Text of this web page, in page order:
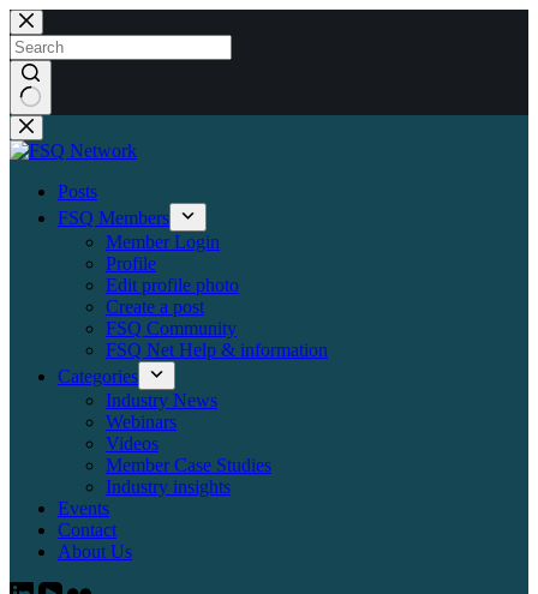
Skip
to
content
No
results
Posts
FSQ Members
Member Login
Profile
Edit profile photo
Create a post
FSQ Community
FSQ Net Help & information
Categories
Industry News
Webinars
Videos
Member Case Studies
Industry insights
Events
Contact
About Us